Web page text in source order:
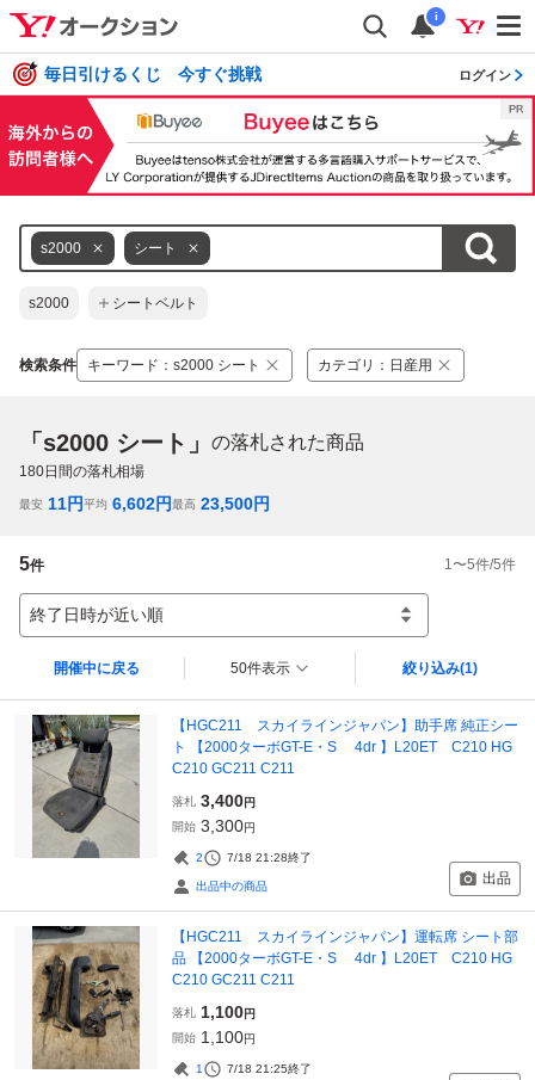
i
毎日引けるくじ 今すぐ挑戦 ログイン
s2000 シート
s2000 シートベルト
検索条件 キーワード ： s2000 シート カテゴリ ： 日産用
「s2000 シート」 の落札された商品
180日間の落札相場
最安 11円平均 6,602円最高 23,500円
5件 1 〜5件/5件
終了日時が近い順
開催中に戻る 50件表示 絞り込み(1)
【HGC211 スカイラインジャパン】助手席 純正シー
ト 【2000ターボGT-E・S 4dr 】L20ET C210 HG
C210 GC211 C211
落札 3,400円
開始 3,300円
2 7/18 21:28終了
出品中の商品 出品
【HGC211 スカイラインジャパン】運転席 シート部
品 【2000ターボGT-E・S 4dr 】L20ET C210 HG
C210 GC211 C211
落札 1,100円
開始 1,100円
1 7/18 21:25終了